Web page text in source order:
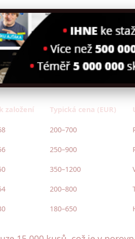
založení Typická cena (EUR)
200–700
250–900
350–1200
200–800
180–650